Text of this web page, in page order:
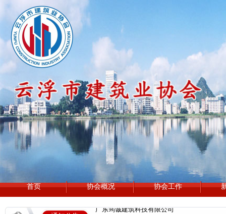
首页 协会概况 协会工作
罗定市泷穗建设有限公司
广东筠诚建筑科技有限公司